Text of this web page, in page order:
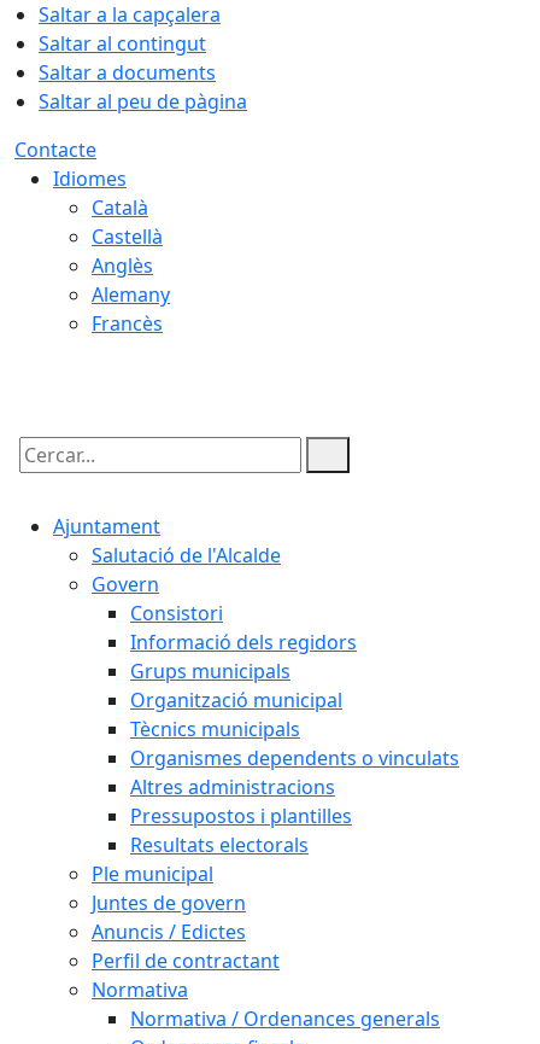
Saltar a la capçalera
Saltar al contingut
Saltar a documents
Saltar al peu de pàgina
Contacte
Idiomes
Català
Castellà
Anglès
Alemany
Francès
Cercar:
Ajuntament
Salutació de l'Alcalde
Govern
Consistori
Informació dels regidors
Grups municipals
Organització municipal
Tècnics municipals
Organismes dependents o vinculats
Altres administracions
Pressupostos i plantilles
Resultats electorals
Ple municipal
Juntes de govern
Anuncis / Edictes
Perfil de contractant
Normativa
Normativa / Ordenances generals